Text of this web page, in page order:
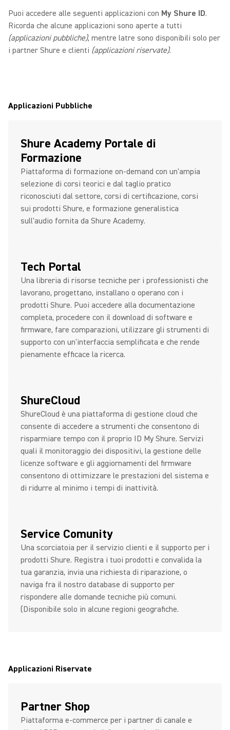
Puoi accedere alle seguenti applicazioni con My Shure ID.
Ricorda che alcune applicazioni sono aperte a tutti
(applicazioni pubbliche), mentre latre sono disponibili solo per
i partner Shure e clienti (applicazioni riservate).
Applicazioni Pubbliche
Shure Academy Portale di
Formazione
Piattaforma di formazione on-demand con un'ampia
selezione di corsi teorici e dal taglio pratico
riconosciuti dal settore, corsi di certificazione, corsi
sui prodotti Shure, e formazione generalistica
sull'audio fornita da Shure Academy.
Tech Portal
Una libreria di risorse tecniche per i professionisti che
lavorano, progettano, installano o operano con i
prodotti Shure. Puoi accedere alla documentazione
completa, procedere con il download di software e
firmware, fare comparazioni, utilizzare gli strumenti di
supporto con un'interfaccia semplificata e che rende
pienamente efficace la ricerca.
ShureCloud
ShureCloud è una piattaforma di gestione cloud che
consente di accedere a strumenti che consentono di
risparmiare tempo con il proprio ID My Shure. Servizi
quali il monitoraggio dei dispositivi, la gestione delle
licenze software e gli aggiornamenti del firmware
consentono di ottimizzare le prestazioni del sistema e
di ridurre al minimo i tempi di inattività.
Service Comunity
Una scorciatoia per il servizio clienti e il supporto per i
prodotti Shure. Registra i tuoi prodotti e convalida la
tua garanzia, invia una richiesta di riparazione, o
naviga fra il nostro database di supporto per
rispondere alle domande tecniche più comuni.
(Disponibile solo in alcune regioni geografiche.
Applicazioni Riservate
Partner Shop
Piattaforma e-commerce per i partner di canale e